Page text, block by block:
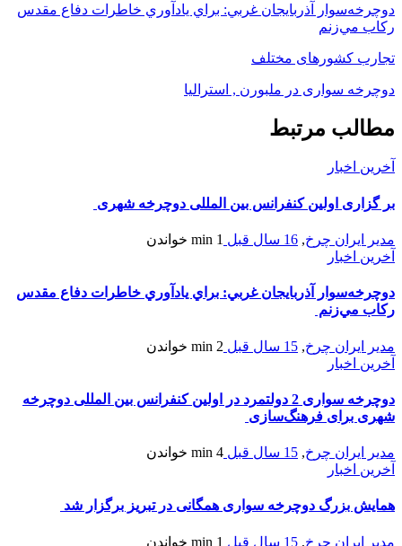
دوچرخه‌سوار آذربايجان غربي: براي يادآوري خاطرات دفاع مقدس
ركاب مي‌زنم
تجارب کشورهای مختلف
دوچرخه سواری در ملبورن , استرالیا
مطالب مرتبط
آخرین اخبار
بر گزاری اولین کنفرانس بین المللی دوچرخه شهری
مدیر ایران چرخ, 16 سال قبل 1 min
خواندن
آخرین اخبار
دوچرخه‌سوار آذربايجان غربي: براي يادآوري خاطرات دفاع مقدس
ركاب مي‌زنم
مدیر ایران چرخ, 15 سال قبل 2 min
خواندن
آخرین اخبار
دوچرخه سواری 2 دولتمرد در اولین کنفرانس بین المللی دوچرخه
شهری برای فرهنگ‌سازی
مدیر ایران چرخ, 15 سال قبل 4 min
خواندن
آخرین اخبار
همایش بزرگ دوچرخه سواری همگانی در تبریز برگزار شد
مدیر ایران چرخ, 15 سال قبل 1 min
خواندن